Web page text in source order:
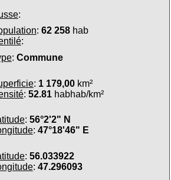
:
: 62 258hab
:
: Commune
: 1 179,00km²
: 52.81habhab/km²
: 56°2'2" N
: 47°18'46" E
: 56.033922
: 47.296093